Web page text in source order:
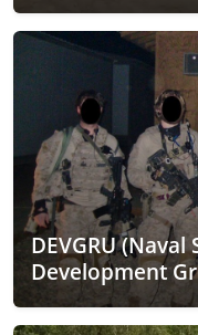
DEVGRU
Development